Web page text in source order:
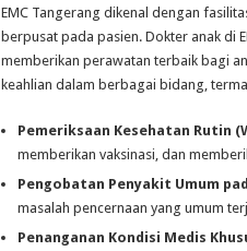
EMC Tangerang dikenal dengan
berpusat pada pasien. Dokter anak di
memberikan perawatan terbaik bagi
keahlian dalam berbagai bidang,
Pemeriksaan Kesehatan Rutin
memberikan vaksinasi, dan
Pengobatan Penyakit Umum
masalah pencernaan yang umum
Penanganan Kondisi Medis